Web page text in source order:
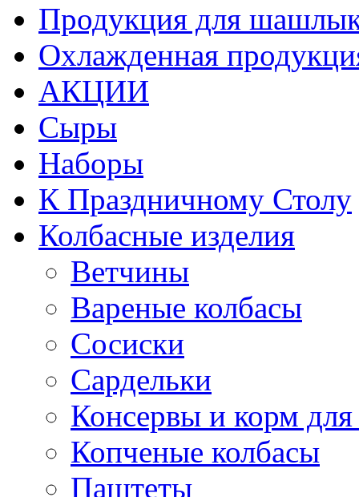
Продукция для
Охлажденная
АКЦИИ
Сыры
Наборы
К Праздничному Столу
Колбасные изделия
Ветчины
Вареные колбасы
Сосиски
Сардельки
Консервы и корм
Копченые колбасы
Паштеты